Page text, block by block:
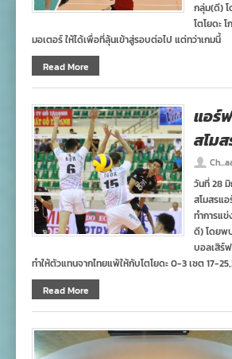
กลุ่ม(ดี)
โตโยดะ
มอเตอร์ ให้ได้เพื่อที่ลุ้นเข้าสู่รอบต่อไป แต่ทว่าเกมนี้
Read More
แอร์
สโม
วันที่ 28
สโมสรแ
ทำการแ
ดี) โดยพ
บอลเสิร์
ทำให้ตัวแทนจากไทยแพ้ให้กับโตโยดะ 0-3 เซต 17-
Read More